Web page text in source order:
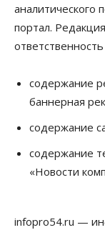
Бизнес
Около
Общество
задержали в
Общество
аналитического
портал.
ответственность
содержание
баннерная
содержание
содержание
«Новости
infopro54.ru —